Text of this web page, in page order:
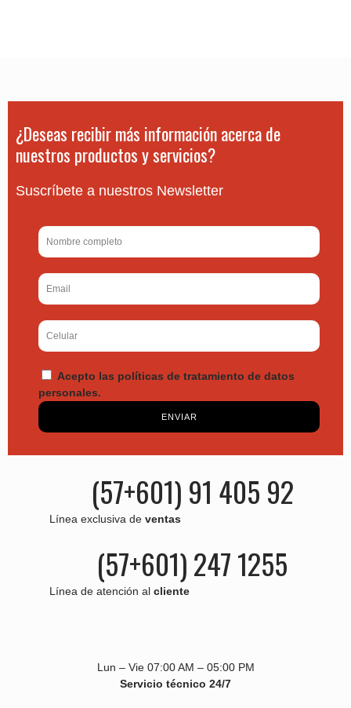
¿Deseas recibir más información acerca de
nuestros productos y servicios?
Suscríbete a nuestros Newsletter
Acepto las políticas de tratamiento de datos
personales.
ENVIAR
(57+601) 91 405 92
Línea exclusiva de ventas
(57+601) 247 1255
Línea de atención al cliente
Lun – Vie 07:00 AM – 05:00 PM
Servicio técnico 24/7